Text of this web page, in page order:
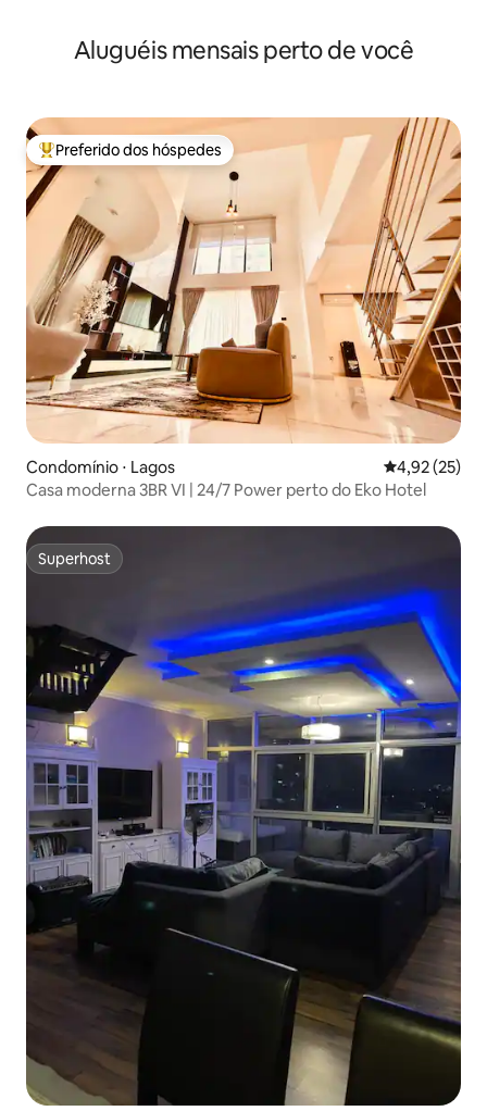
Aluguéis mensais perto de você
Entre os melhores preferidos dos hóspedes
Preferido dos hóspedes
Condomínio ⋅ Lagos 4,92 de uma
4,92 (25)
Casa moderna 3BR VI | 24/7 Power perto do Eko Hotel
Superhost
Superhost